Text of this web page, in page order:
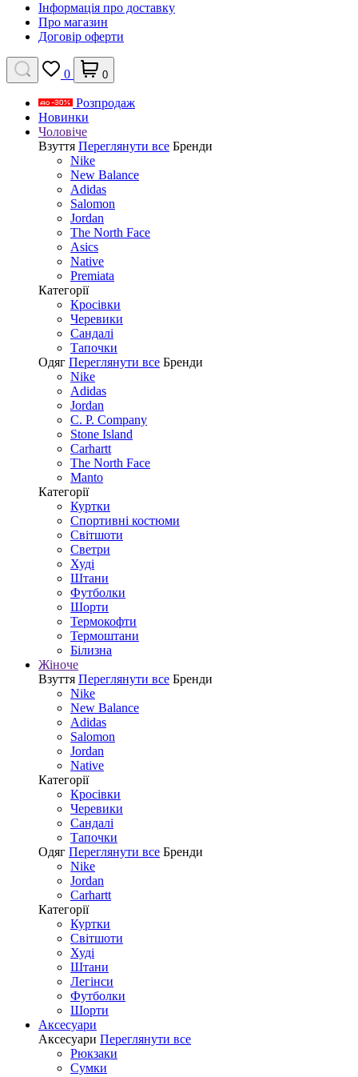
Інформація про доставку
Про магазин
Договір оферти
0 0
Розпродаж
Новинки
Чоловіче
Взуття Переглянути все Бренди
Nike
New Balance
Adidas
Salomon
Jordan
The North Face
Asics
Native
Premiata
Категорії
Кросівки
Черевики
Сандалі
Tапочки
Одяг Переглянути все Бренди
Nike
Adidas
Jordan
C. P. Company
Stone Island
Carhartt
The North Face
Manto
Категорії
Куртки
Спортивні костюми
Світшоти
Светри
Худі
Штани
Футболки
Шорти
Термокофти
Термоштани
Білизна
Жіноче
Взуття Переглянути все Бренди
Nike
New Balance
Adidas
Salomon
Jordan
Native
Категорії
Кросівки
Черевики
Сандалі
Tапочки
Одяг Переглянути все Бренди
Nike
Jordan
Carhartt
Категорії
Куртки
Світшоти
Худі
Штани
Легінси
Футболки
Шорти
Аксесуари
Аксесуари Переглянути все
Рюкзаки
Сумки